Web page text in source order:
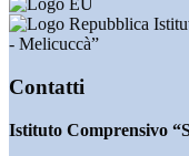
- Melicuccà”
Contatti
Istituto Comprensivo